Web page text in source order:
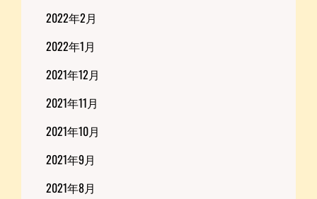
2022年2月
2022年1月
2021年12月
2021年11月
2021年10月
2021年9月
2021年8月